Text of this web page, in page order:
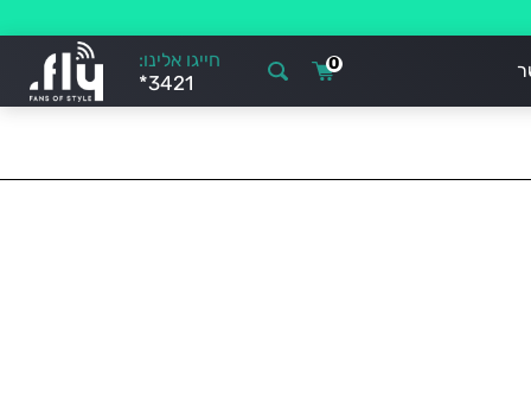
0 חייגו אלינו:
*3421